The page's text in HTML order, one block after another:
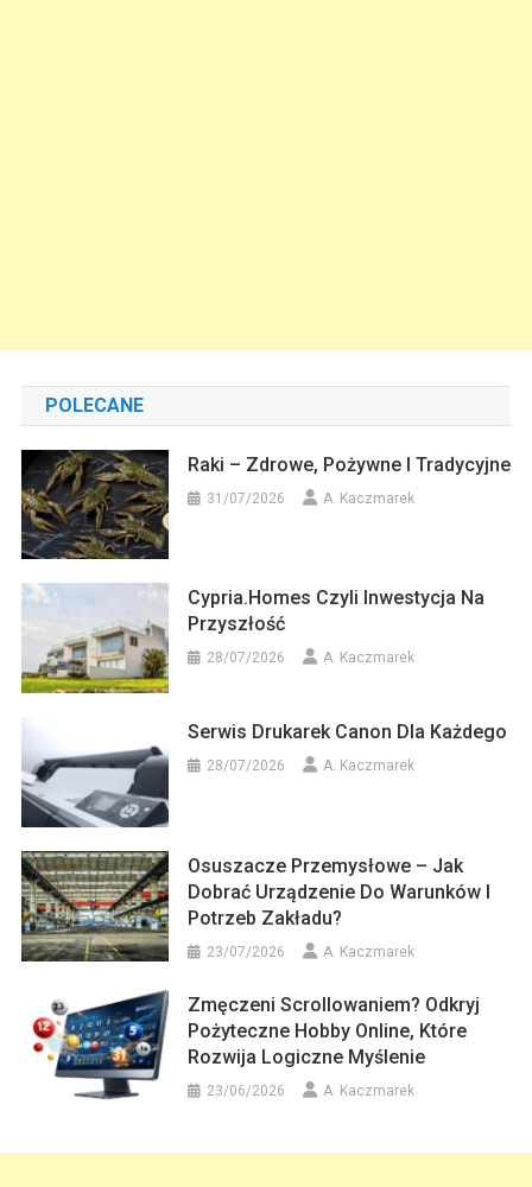
POLECANE
Raki – Zdrowe, Pożywne I Tradycyjne
31/07/2026 A. Kaczmarek
Cypria.homes Czyli Inwestycja Na
Przyszłość
28/07/2026 A. Kaczmarek
Serwis Drukarek Canon Dla Każdego
28/07/2026 A. Kaczmarek
Osuszacze Przemysłowe – Jak
Dobrać Urządzenie Do Warunków I
Potrzeb Zakładu?
23/07/2026 A. Kaczmarek
Zmęczeni Scrollowaniem? Odkryj
Pożyteczne Hobby Online, Które
Rozwija Logiczne Myślenie
23/06/2026 A. Kaczmarek